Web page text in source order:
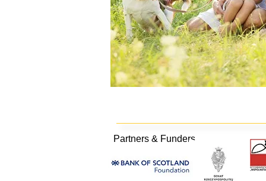
Partners & Funders